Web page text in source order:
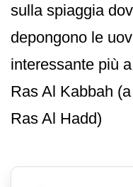
sulla spiaggia
depongono le
interessante più
Ras Al Kabbah
Ras Al Hadd)